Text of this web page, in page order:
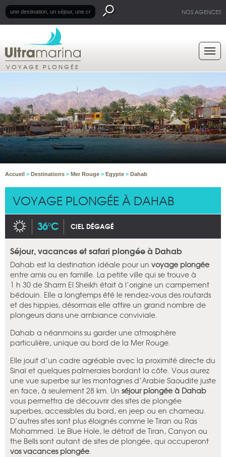
NOS AGENCES
VOYAGE PLONGÉE
Accueil > Destinations > Mer Rouge > Egypte > Dahab
VOYAGE PLONGÉE À DAHAB
36°C CIEL DÉGAGÉ
Séjour, vacances et safari plongée à Dahab
Dahab est la destination idéale pour un voyage plongée
entre amis ou en famille. La petite ville qui se trouve à
1 h 30 de Sharm El Sheikh était à l’origine un campement
bédouin. Elle a longtemps été le rendez-vous des routards
et des hippies, désormais elle attire un grand nombre de
plongeurs dans une ambiance conviviale.
Dahab a néanmoins su garder une atmosphère
particulière, unique au bord de la Mer Rouge.
Elle jouit d’un cadre agréable avec la proximité directe du
Sinaï et quelques palmeraies bordant la côte. Vous aurez
une vue superbe sur les montagnes d’Arabie Saoudite juste
en face, à seulement 28 km. Un séjour plongée à Dahab
vous permettra de découvrir des sites de plongée
superbes, accessibles du bord, en jeep ou en chameau.
D’autres sites sont plus éloignés comme le Tiran ou Ras
Mohammed. Le Blue Hole, le détroit de Tiran, Canyon ou
the Bells sont autant de sites de plongée, qui occuperont
vos vacances plongée.